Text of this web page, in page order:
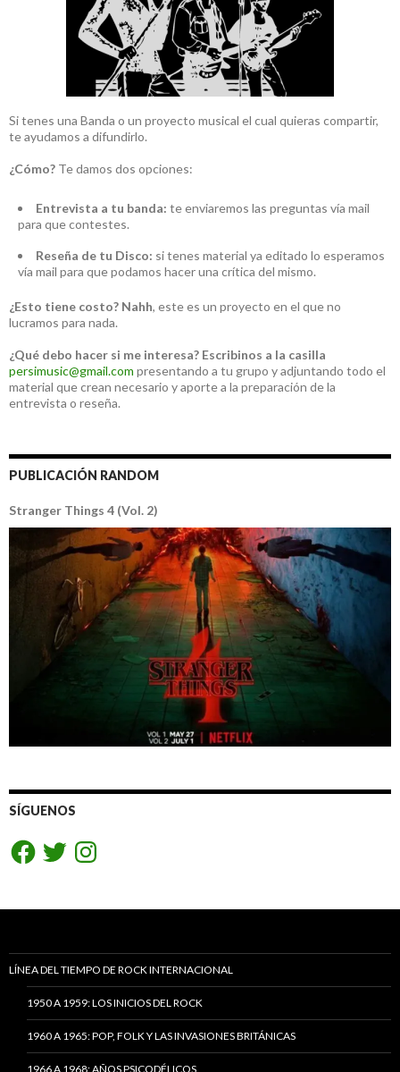
Si tenes una Banda o un proyecto musical el cual quieras compartir,
te ayudamos a difundirlo.
¿Cómo? Te damos dos opciones:
Entrevista a tu banda: te enviaremos las preguntas vía mail
para que contestes.
Reseña de tu Disco: si tenes material ya editado lo esperamos
vía mail para que podamos hacer una crítica del mismo.
¿Esto tiene costo? Nahh, este es un proyecto en el que no
lucramos para nada.
¿Qué debo hacer si me interesa? Escribinos a la casilla
persimusic@gmail.com presentando a tu grupo y adjuntando todo el
material que crean necesario y aporte a la preparación de la
entrevista o reseña.
PUBLICACIÓN RANDOM
Stranger Things 4 (Vol. 2)
SÍGUENOS
FacebookTwitterInstagram
LÍNEA DEL TIEMPO DE ROCK INTERNACIONAL
1950 A 1959: LOS INICIOS DEL ROCK
1960 A 1965: POP, FOLK Y LAS INVASIONES BRITÁNICAS
1966 A 1968: AÑOS PSICODÉLICOS